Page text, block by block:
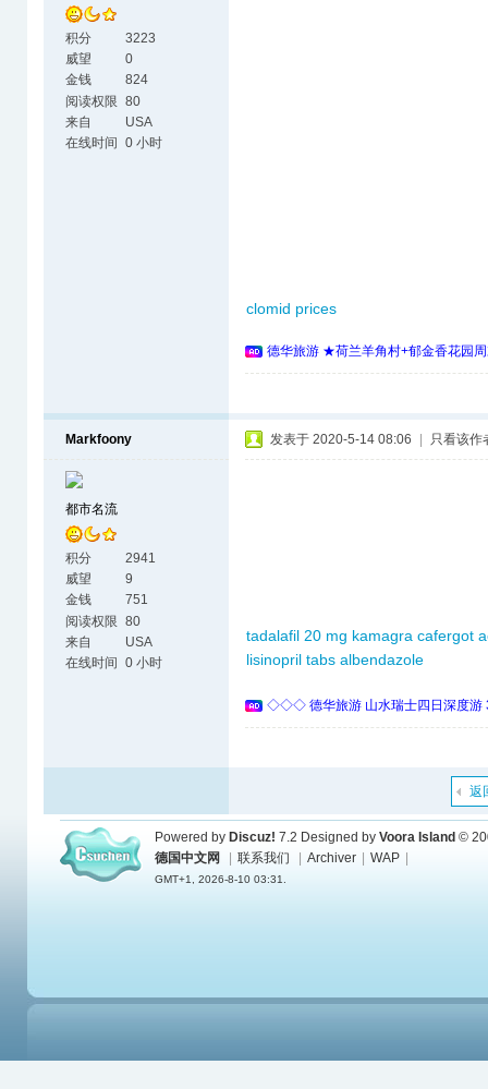
积分
3223
威望
0
金钱
824
阅读权限 80
来自
USA
在线时间
0 小时
clomid prices
德华旅游 ★荷兰羊角村+郁金香花园
Markfoony
都市名流
积分
2941
威望
9
金钱
751
阅读权限 80
来自
USA
在线时间
0 小时
发表于 2020-5-14 08:06 只看该作
tadalafil 20 mg kamagra cafergot
lisinopril tabs albendazole
◇◇◇ 德华旅游 山水瑞士四日深度
返
Powered by Discuz! 7.2 Designed by Voora Island ©
德国中文网
联系我们 Archiver WAP
GMT+1, 2026-8-10 03:31.